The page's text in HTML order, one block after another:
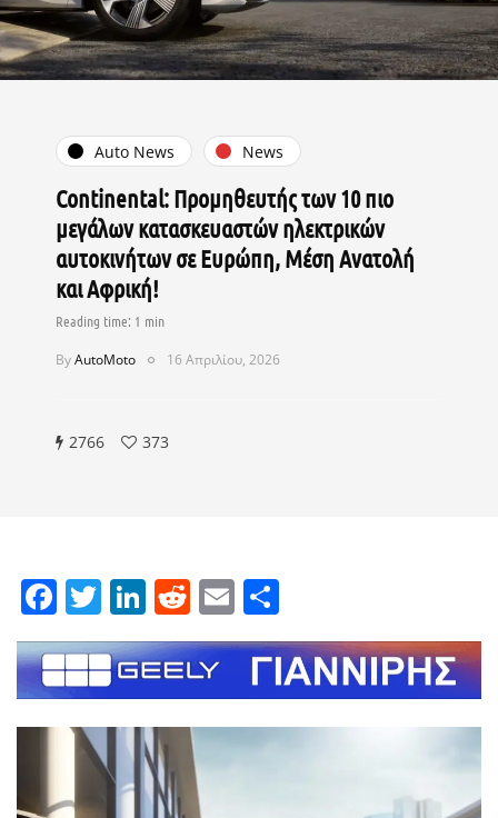
Auto News News
Continental: Προμηθευτής των 10 πιο
μεγάλων κατασκευαστών ηλεκτρικών
αυτοκινήτων σε Ευρώπη, Μέση Ανατολή
και Αφρική!
ByAutoMoto 16 Απριλίου, 2026
2766 373
Facebook
Twitter
LinkedIn
Reddit
Email